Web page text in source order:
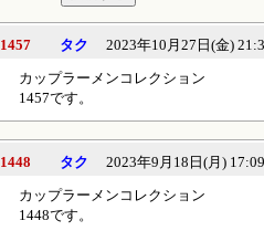
1457 タク 2023年10月27日(金)
カップラーメンコレクション
1457です。
1448 タク 2023年9月18日(月) 17:09
カップラーメンコレクション
1448です。